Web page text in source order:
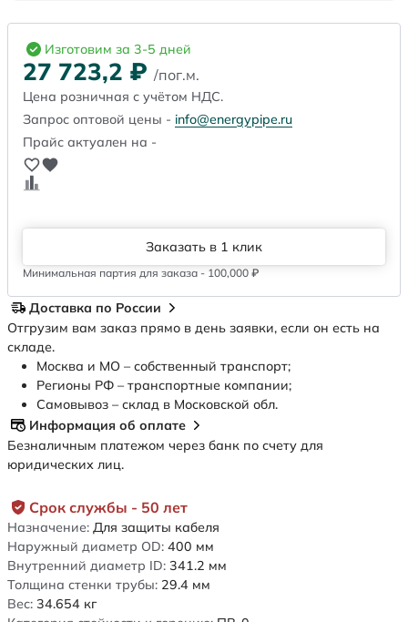
Срок службы - 50 лет
Назначение: Для защиты кабеля
Наружный диаметр OD: 400 мм
Внутренний диаметр ID: 341.2 мм
Толщина стенки трубы: 29.4 мм
Вес: 34.654 кг
Изготовим за 3-5 дней
27 723,2 ₽ /пог.м.
Цена розничная с учётом НДС.
Запрос оптовой цены - info@energypipe.ru
Прайс актуален на -
Заказать в 1 клик
Минимальная партия для заказа - 100,000 ₽
Доставка по России
Отгрузим вам заказ прямо в день заявки, если он есть на
складе.
Москва и МО – собственный транспорт;
Регионы РФ – транспортные компании;
Самовывоз – склад в Московской обл.
Информация об оплате
Безналичным платежом через банк по счету для
юридических лиц.